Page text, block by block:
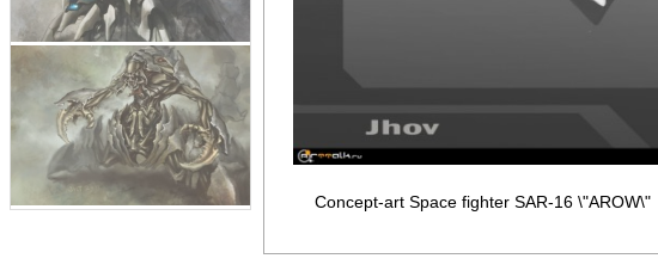
Concept-art Space fighter SAR-16 \"AROW\"